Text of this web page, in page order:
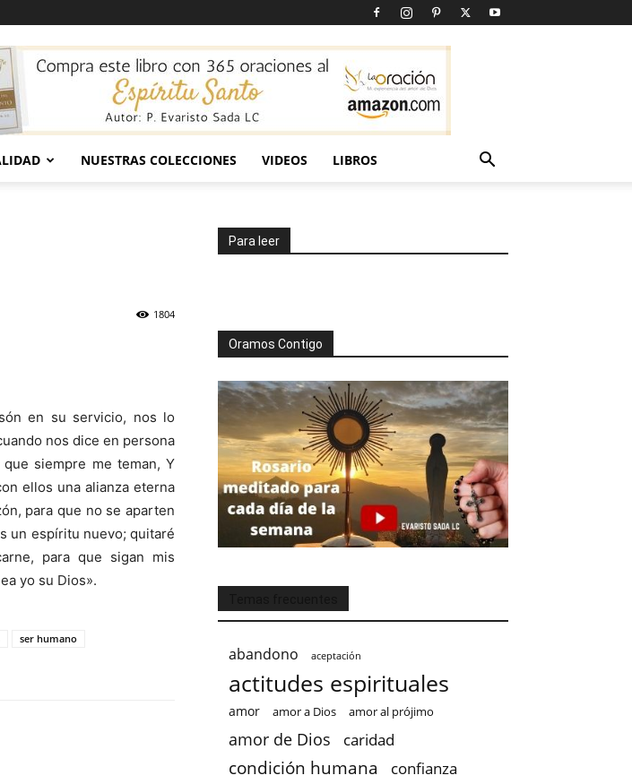
NUESTRAS COLECCIONES VIDEOS LIBROS
1804
en su servicio, nos lo
nos dice en persona
siempre me teman, Y
ellos una alianza eterna
para que no se aparten
un espíritu nuevo; quitaré
para que sigan mis
yo su Dios».
ser humano
Para leer
Oramos Contigo
abandono aceptación
actitudes espirituales
amor amor a Dios amor al prójimo
amor de Dios caridad
condición humana confianza